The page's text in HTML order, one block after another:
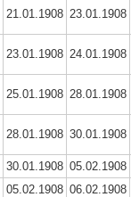
21.01.1908 23.01.1908
23.01.1908 24.01.1908
25.01.1908 28.01.1908
28.01.1908 30.01.1908
30.01.1908 05.02.1908
05.02.1908 06.02.1908